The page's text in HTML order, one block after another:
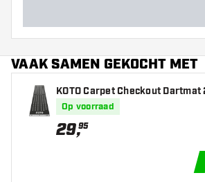
VAAK SAMEN GEKOCHT MET
KOTO Carpet Checkout Dartmat
60cm
Op voorraad
29,95